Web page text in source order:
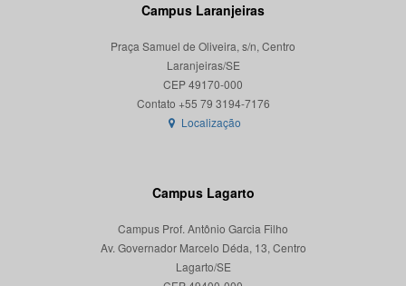
Campus Laranjeiras
Praça Samuel de Oliveira, s/n, Centro
Laranjeiras/SE
CEP 49170-000
Localização
Campus Lagarto
Campus Prof. Antônio Garcia Filho
Av. Governador Marcelo Déda, 13, Centro
Lagarto/SE